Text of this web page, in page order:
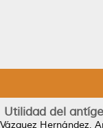
Utilidad del
Vázquez Hernández,